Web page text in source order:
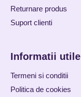
Returnare produs
Suport clienti
Informatii utile
Termeni si conditii
Politica de cookies